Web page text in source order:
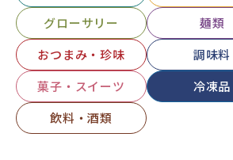
グローサリー
麺類
おつまみ・珍味
調味料
菓子・スイーツ
冷凍品
飲料・酒類